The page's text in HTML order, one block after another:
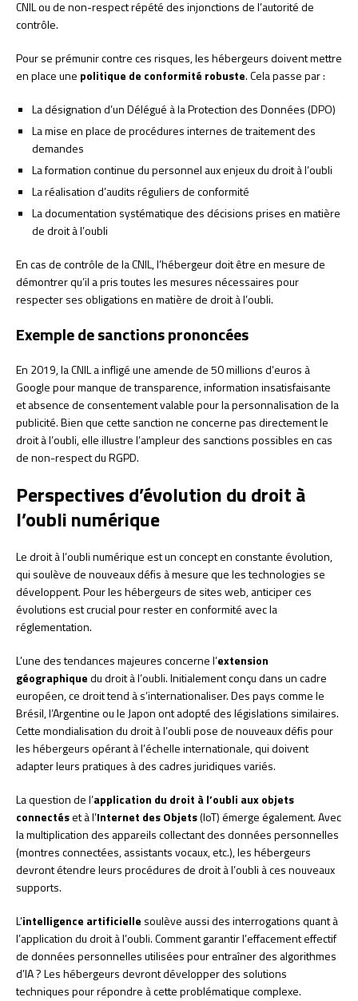
CNIL ou de non-respect répété des injonctions de l’autorité de
contrôle.
Pour se prémunir contre ces risques, les hébergeurs doivent mettre
en place une politique de conformité robuste. Cela passe par :
La désignation d’un Délégué à la Protection des Données (DPO)
La mise en place de procédures internes de traitement des
demandes
La formation continue du personnel aux enjeux du droit à l’oubli
La réalisation d’audits réguliers de conformité
La documentation systématique des décisions prises en matière
de droit à l’oubli
En cas de contrôle de la CNIL, l’hébergeur doit être en mesure de
démontrer qu’il a pris toutes les mesures nécessaires pour
respecter ses obligations en matière de droit à l’oubli.
Exemple de sanctions prononcées
En 2019, la CNIL a infligé une amende de 50 millions d’euros à
Google pour manque de transparence, information insatisfaisante
et absence de consentement valable pour la personnalisation de la
publicité. Bien que cette sanction ne concerne pas directement le
droit à l’oubli, elle illustre l’ampleur des sanctions possibles en cas
de non-respect du RGPD.
Perspectives d’évolution du droit à
l’oubli numérique
Le droit à l’oubli numérique est un concept en constante évolution,
qui soulève de nouveaux défis à mesure que les technologies se
développent. Pour les hébergeurs de sites web, anticiper ces
évolutions est crucial pour rester en conformité avec la
réglementation.
L’une des tendances majeures concerne l’extension
géographiquedu droit à l’oubli. Initialement conçu dans un cadre
européen, ce droit tend à s’internationaliser. Des pays comme le
Brésil, l’Argentine ou le Japon ont adopté des législations similaires.
Cette mondialisation du droit à l’oubli pose de nouveaux défis pour
les hébergeurs opérant à l’échelle internationale, qui doivent
adapter leurs pratiques à des cadres juridiques variés.
La question de l’application du droit à l’oubli aux objets
connectéset à l’Internet des Objets(IoT) émerge également. Avec
la multiplication des appareils collectant des données personnelles
(montres connectées, assistants vocaux, etc.), les hébergeurs
devront étendre leurs procédures de droit à l’oubli à ces nouveaux
supports.
L’intelligence artificielle soulève aussi des interrogations quant à
l’application du droit à l’oubli. Comment garantir l’effacement effectif
de données personnelles utilisées pour entraîner des algorithmes
d’IA ? Les hébergeurs devront développer des solutions
techniques pour répondre à cette problématique complexe.